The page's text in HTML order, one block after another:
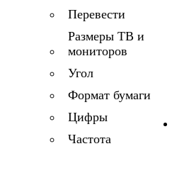
Перевести
Размеры ТВ и
мониторов
Угол
Формат бумаги
Цифры
Частота